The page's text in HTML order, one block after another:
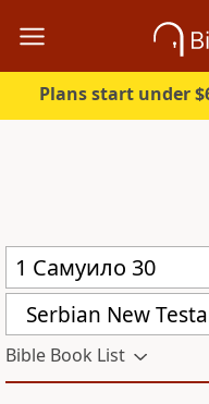
Plans start under
Bible Book List